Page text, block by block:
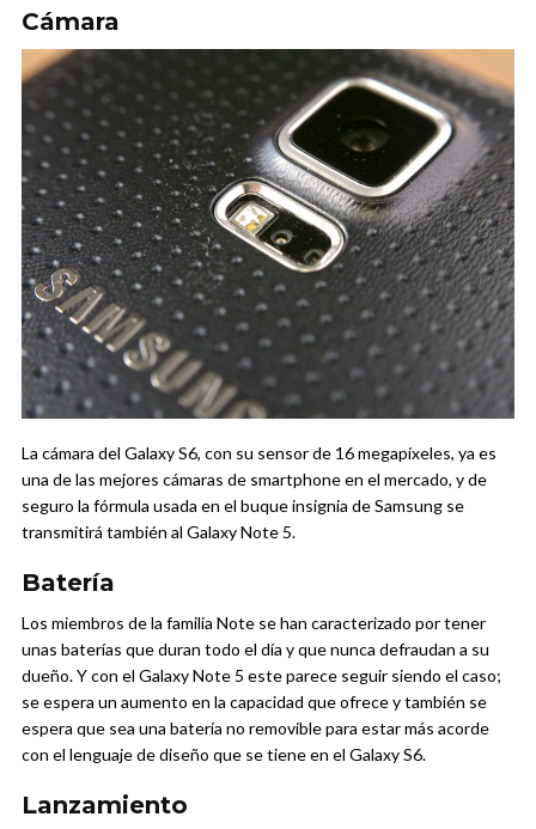
Cámara
La cámara del Galaxy S6, con su sensor de 16 megapíxeles, ya es
una de las mejores cámaras de smartphone en el mercado, y de
seguro la fórmula usada en el buque insignia de Samsung se
transmitirá también al Galaxy Note 5.
Batería
Los miembros de la familia Note se han caracterizado por tener
unas baterías que duran todo el día y que nunca defraudan a su
dueño. Y con el Galaxy Note 5 este parece seguir siendo el caso;
se espera un aumento en la capacidad que ofrece y también se
espera que sea una batería no removible para estar más acorde
con el lenguaje de diseño que se tiene en el Galaxy S6.
Lanzamiento